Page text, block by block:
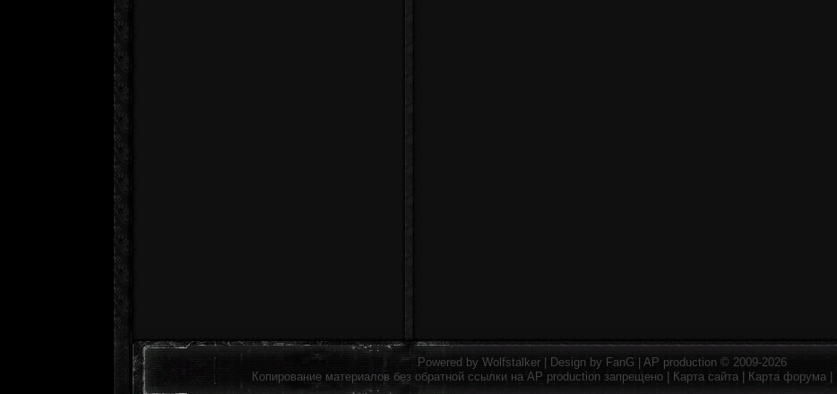
Powered by Wolfstalker | Design by FanG AP production © 2009-2026
Копирование материалов без обратной ссылки на AP production запрещено | Карта сайта Карта форума